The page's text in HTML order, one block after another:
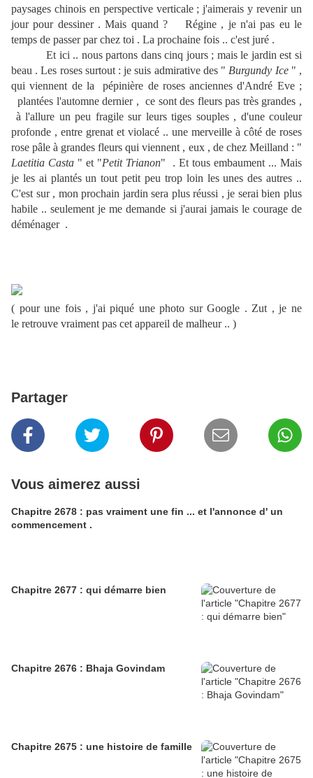
paysages chinois en perspective verticale ; j'aimerais y revenir un
jour pour dessiner . Mais quand ? Régine , je n'ai pas eu le
temps de passer par chez toi . La prochaine fois .. c'est juré .
Et ici .. nous partons dans cinq jours ; mais le jardin est si
beau . Les roses surtout : je suis admirative des " Burgundy Ice" ,
qui viennent de la pépinière de roses anciennes d'André Eve ;
plantées l'automne dernier , ce sont des fleurs pas très grandes ,
à l'allure un peu fragile sur leurs tiges souples , d'une couleur
profonde , entre grenat et violacé .. une merveille à côté de roses
rose pâle à grandes fleurs qui viennent , eux , de chez Meilland : "
Laetitia Casta " et "Petit Trianon" . Et tous embaument ... Mais
je les ai plantés un tout petit peu trop loin les unes des autres ..
C'est sur , mon prochain jardin sera plus réussi , je serai bien plus
habile .. seulement je me demande si j'aurai jamais le courage de
déménager .
( pour une fois , j'ai piqué une photo sur Google . Zut , je ne
le retrouve vraiment pas cet appareil de malheur .. )
Partager
Vous aimerez aussi
Chapitre 2678 : pas vraiment une fin ... et l'annonce d' un
commencement .
Chapitre 2677 : qui démarre bien
Chapitre 2676 : Bhaja Govindam
Chapitre 2675 : une histoire de famille